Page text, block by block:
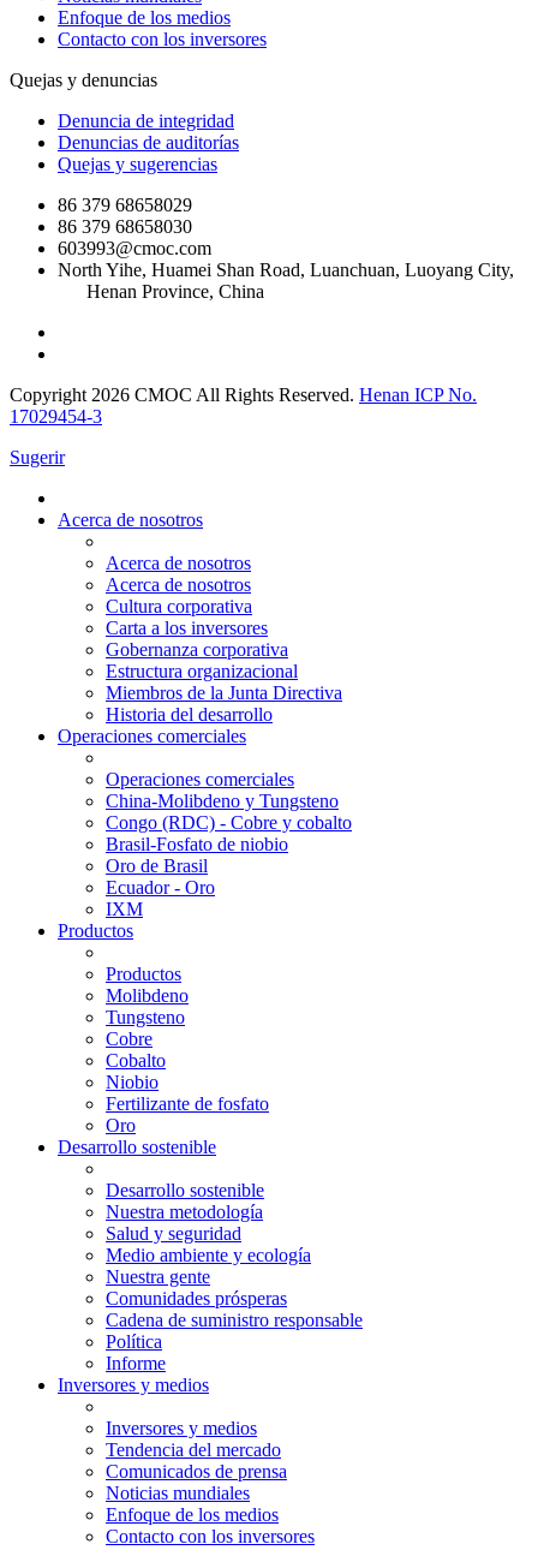
Enfoque de los medios
Contacto con los inversores
Quejas y denuncias
Denuncia de integridad
Denuncias de auditorías
Quejas y sugerencias
86 379 68658029
86 379 68658030
603993@cmoc.com
North Yihe, Huamei Shan Road, Luanchuan, Luoyang City,
Henan Province, China
Copyright 2026 CMOC All Rights Reserved. Henan ICP No.
17029454-3
Sugerir
Acerca de nosotros
Acerca de nosotros
Acerca de nosotros
Cultura corporativa
Carta a los inversores
Gobernanza corporativa
Estructura organizacional
Miembros de la Junta Directiva
Historia del desarrollo
Operaciones comerciales
Operaciones comerciales
China-Molibdeno y Tungsteno
Congo (RDC) - Cobre y cobalto
Brasil-Fosfato de niobio
Oro de Brasil
Ecuador - Oro
IXM
Productos
Productos
Molibdeno
Tungsteno
Cobre
Cobalto
Niobio
Fertilizante de fosfato
Oro
Desarrollo sostenible
Desarrollo sostenible
Nuestra metodología
Salud y seguridad
Medio ambiente y ecología
Nuestra gente
Comunidades prósperas
Cadena de suministro responsable
Política
Informe
Inversores y medios
Inversores y medios
Tendencia del mercado
Comunicados de prensa
Noticias mundiales
Enfoque de los medios
Contacto con los inversores